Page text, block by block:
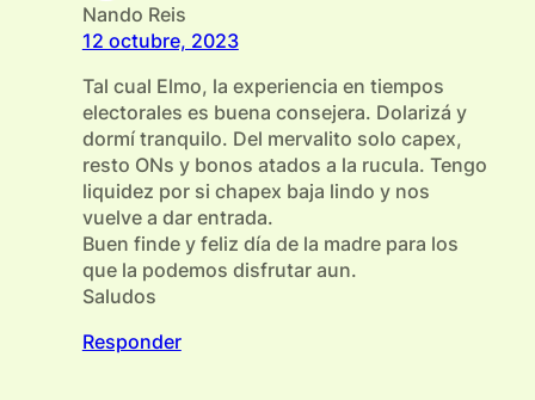
Nando Reis
12 octubre, 2023
Tal cual Elmo, la experiencia en tiempos
electorales es buena consejera. Dolarizá y
dormí tranquilo. Del mervalito solo capex,
resto ONs y bonos atados a la rucula. Tengo
liquidez por si chapex baja lindo y nos
vuelve a dar entrada.
Buen finde y feliz día de la madre para los
que la podemos disfrutar aun.
Saludos
Responder